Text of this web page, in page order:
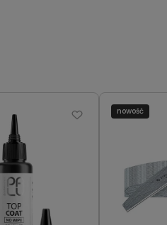
nowość